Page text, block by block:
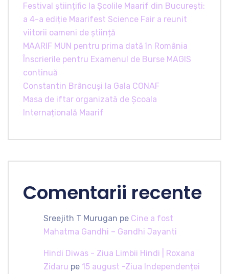
Festival științific la Școlile Maarif din București:
a 4-a ediție Maarifest Science Fair a reunit
viitorii oameni de știință
MAARIF MUN pentru prima dată în România
Înscrierile pentru Examenul de Burse MAGIS
continuă
Constantin Brâncuși la Gala CONAF
Masa de iftar organizată de Școala
Internațională Maarif
Comentarii recente
Sreejith T Murugan pe Cine a fost
Mahatma Gandhi – Gandhi Jayanti
Hindi Diwas - Ziua Limbii Hindi | Roxana
Zidaru pe 15 august -Ziua Independenței